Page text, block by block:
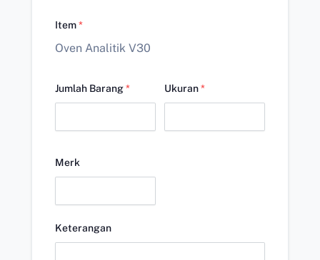
Item*
Oven Analitik V30
Jumlah Barang* Ukuran*
Merk
Keterangan